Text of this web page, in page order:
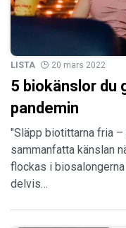
LISTA 20 mars 2022
5 biokänslor du
pandemin
"Släpp biotittarna fria –
sammanfatta känslan
flockas i
delvis…